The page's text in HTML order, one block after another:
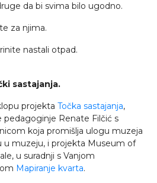
da bi svima bilo ugodno.
za njima.
nastali otpad.
sastajanja.
projekta Točka sastajanja,
pedagoginje Renate Filčić s
koja promišlja ulogu muzeja
u muzeju, i projekta Museum of
u suradnji s Vanjom
Mapiranje kvarta.